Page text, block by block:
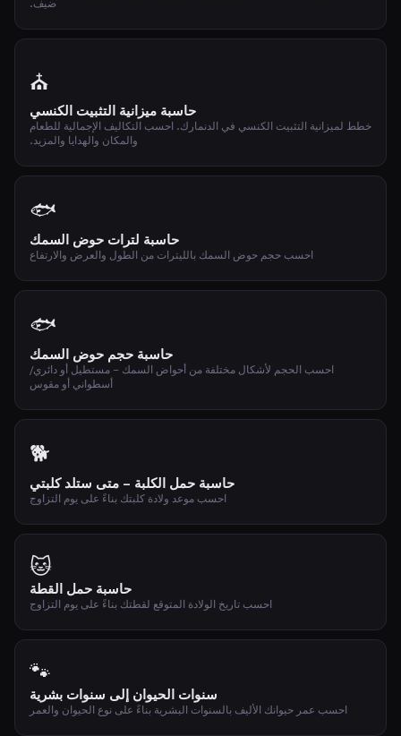
ضيف.
⛪
حاسبة ميزانية التثبيت الكنسي
خطط لميزانية التثبيت الكنسي في الدنمارك. احسب التكاليف الإجمالية للطعام
والمكان والهدايا والمزيد.
🐟
حاسبة لترات حوض السمك
احسب حجم حوض السمك بالليترات من الطول والعرض والارتفاع
🐟
حاسبة حجم حوض السمك
احسب الحجم لأشكال مختلفة من أحواض السمك – مستطيل أو دائري/
أسطواني أو مقوس
🐕
حاسبة حمل الكلبة – متى ستلد كلبتي
احسب موعد ولادة كلبتك بناءً على يوم التزاوج
🐱
حاسبة حمل القطة
احسب تاريخ الولادة المتوقع لقطتك بناءً على يوم التزاوج
🐾
سنوات الحيوان إلى سنوات بشرية
احسب عمر حيوانك الأليف بالسنوات البشرية بناءً على نوع الحيوان والعمر